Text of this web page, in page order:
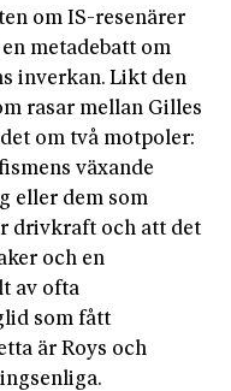
om IS-resenärer
metadebatt om
inverkan. Likt den
rasar mellan Gilles
om två motpoler:
växande
eller dem som
drivkraft och att det
och en
av ofta
som fått
är Roys och